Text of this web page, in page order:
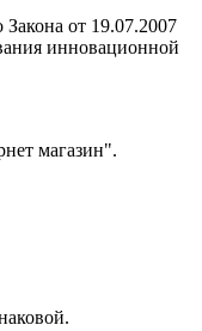
от 19.07.2007
инновационной
магазин".